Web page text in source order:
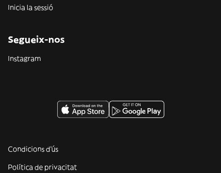
Inicia la sessió
Segueix-nos
Instagram
Condicions d'ús
Política de privacitat